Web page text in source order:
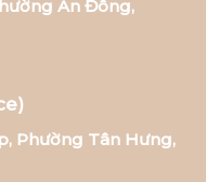
An Đông,
Phường Tân Hưng,